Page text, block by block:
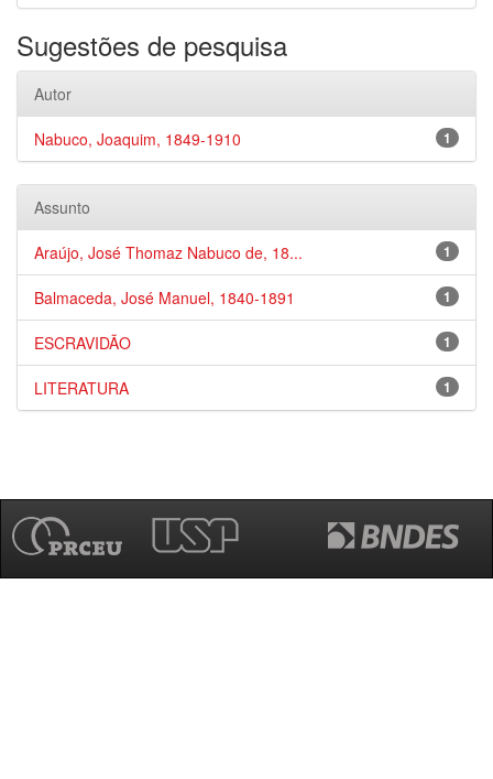
Sugestões de pesquisa
Autor
1
Nabuco, Joaquim, 1849-1910
Assunto
1
Araújo, José Thomaz Nabuco de, 18...
1
Balmaceda, José Manuel, 1840-1891
1
ESCRAVIDÃO
1
LITERATURA